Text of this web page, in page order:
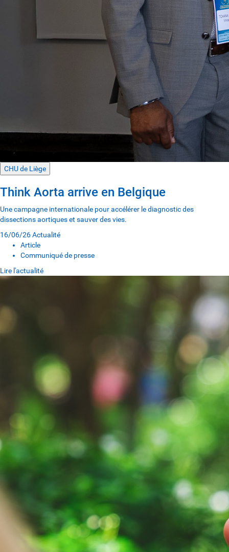
CHU de Liège
Think Aorta arrive en Belgique
Une campagne internationale pour accélérer le diagnostic des
dissections aortiques et sauver des vies.
16/06/26Actualité
Article
Communiqué de presse
Lire l'actualité